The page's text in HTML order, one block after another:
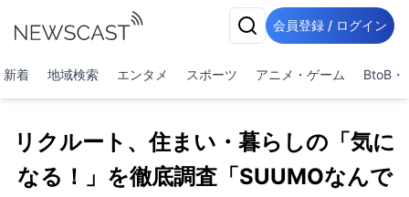
会員登録 / ログイン
新着 地域検索 エンタメ スポーツ アニメ・ゲーム BtoB・
リクルート、住まい・暮らしの「気に
なる！」を徹底調査「SUUMOなんで